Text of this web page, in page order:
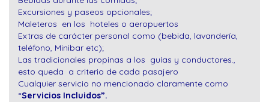
Excursiones y paseos opcionales;
Maleteros en los hoteles o aeropuertos
Extras de carácter personal como (bebida, lavandería,
teléfono, Minibar etc);
Las tradicionales propinas a los guías y conductores.,
esto queda a criterio de cada pasajero
Cualquier servicio no mencionado claramente como
“Servicios Incluidos”.